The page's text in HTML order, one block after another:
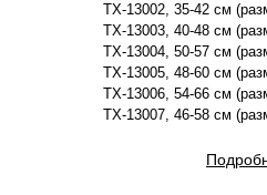
TX-13002, 35-42 см
TX-13003, 40-48 см
TX-13004, 50-57 см
TX-13005, 48-60 см
TX-13006, 54-66 см
TX-13007, 46-58 см